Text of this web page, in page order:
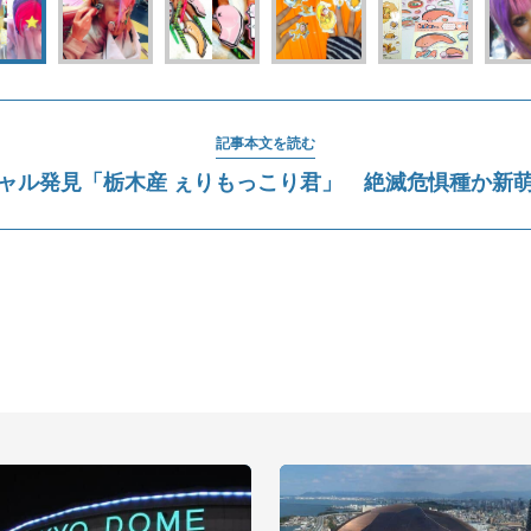
記事本文を読む
ル発見「栃木産 ぇりもっこり君」 絶滅危惧種か新